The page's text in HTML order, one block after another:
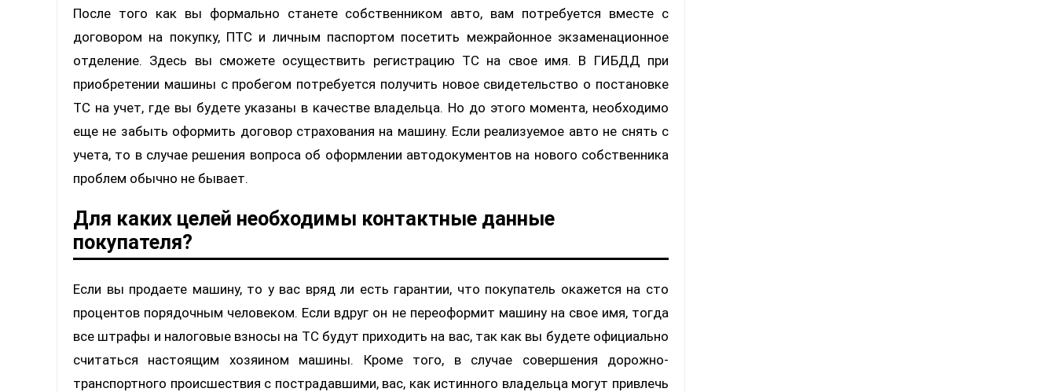
После того как вы формально станете собственником авто, вам потребуется вместе с
договором на покупку, ПТС и личным паспортом посетить межрайонное экзаменационное
отделение. Здесь вы сможете осуществить регистрацию ТС на свое имя. В ГИБДД при
приобретении машины с пробегом потребуется получить новое свидетельство о постановке
ТС на учет, где вы будете указаны в качестве владельца. Но до этого момента, необходимо
еще не забыть оформить договор страхования на машину. Если реализуемое авто не снять с
учета, то в случае решения вопроса об оформлении автодокументов на нового собственника
проблем обычно не бывает.
Для каких целей необходимы контактные данные
покупателя?
Если вы продаете машину, то у вас вряд ли есть гарантии, что покупатель окажется на сто
процентов порядочным человеком. Если вдруг он не переоформит машину на свое имя, тогда
все штрафы и налоговые взносы на ТС будут приходить на вас, так как вы будете официально
считаться настоящим хозяином машины. Кроме того, в случае совершения дорожно-
транспортного происшествия с пострадавшими, вас, как истинного владельца могут привлечь